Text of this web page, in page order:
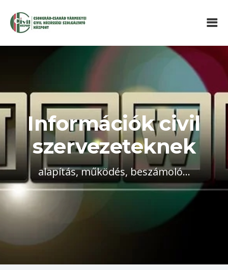
Információk civil
szervezeteknek
alapítás, működés, beszámoló...